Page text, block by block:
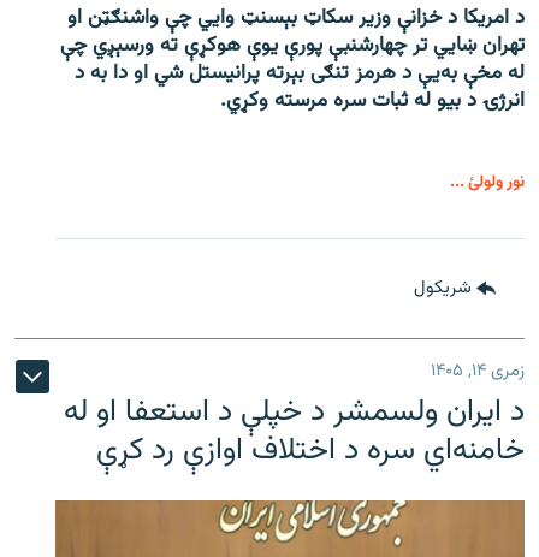
د امریکا د خزانې وزیر سکاټ بېسنټ وایي چې واشنګټن او
تهران ښايي تر چهارشنبې پورې یوې هوکړې ته ورسېږي چې
له مخې به‌یې د هرمز تنګی بېرته پرانیستل شي او دا به د
انرژۍ د بیو له ثبات سره مرسته وکړي.
نور ولولئ ...
شريکول
زمری ۱۴, ۱۴۰۵
د ایران ولسمشر د خپلې د استعفا او له
خامنه‌اي سره د اختلاف اوازې رد کړې